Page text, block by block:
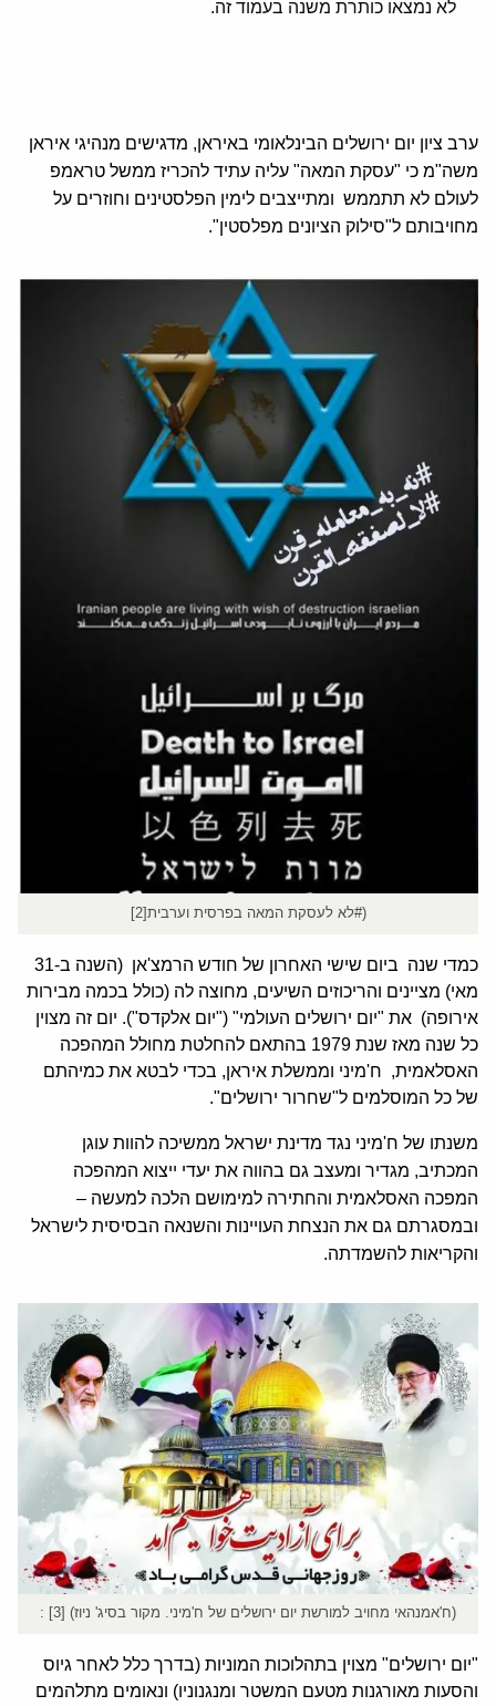
לא נמצאו כותרת משנה בעמוד זה.
ערב ציון יום ירושלים הבינלאומי באיראן, מדגישים מנהיגי איראן
משה"מ כי "עסקת המאה" עליה עתיד להכריז ממשל טראמפ
לעולם לא תתממש ומתייצבים לימין הפלסטינים וחוזרים על
מחויבותם ל"סילוק הציונים מפלסטין".
(#לא לעסקת המאה בפרסית וערבית[2]
כמדי שנה ביום שישי האחרון של חודש הרמצ'אן (השנה ב-31
מאי) מציינים והריכוזים השיעים, מחוצה לה (כולל בכמה מבירות
אירופה) את "יום ירושלים העולמי" ("יום אלקדס"). יום זה מצוין
כל שנה מאז שנת 1979 בהתאם להחלטת מחולל המהפכה
האסלאמית, ח'מיני וממשלת איראן, בכדי לבטא את כמיהתם
של כל המוסלמים ל"שחרור ירושלים".
משנתו של ח'מיני נגד מדינת ישראל ממשיכה להוות עוגן
המכתיב, מגדיר ומעצב גם בהווה את יעדי ייצוא המהפכה
המפכה האסלאמית והחתירה למימושם הלכה למעשה –
ובמסגרתם גם את הנצחת העויינות והשנאה הבסיסית לישראל
והקריאות להשמדתה.
(ח'אמנהאי מחויב למורשת יום ירושלים של ח'מיני. מקור בסיג' ניוז) [3] :
"יום ירושלים" מצוין בתהלוכות המוניות (בדרך כלל לאחר גיוס
והסעות מאורגנות מטעם המשטר ומנגנוניו) ונאומים מתלהמים